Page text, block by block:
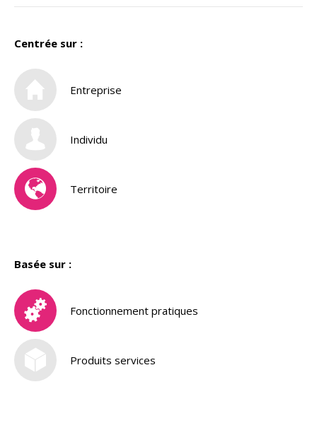
Centrée sur :
Entreprise
Individu
Territoire
Basée sur :
Fonctionnement pratiques
Produits services